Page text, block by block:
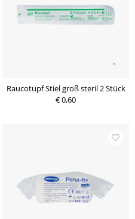
Raucotupf Stiel groß steril 2 Stück
€ 0,60